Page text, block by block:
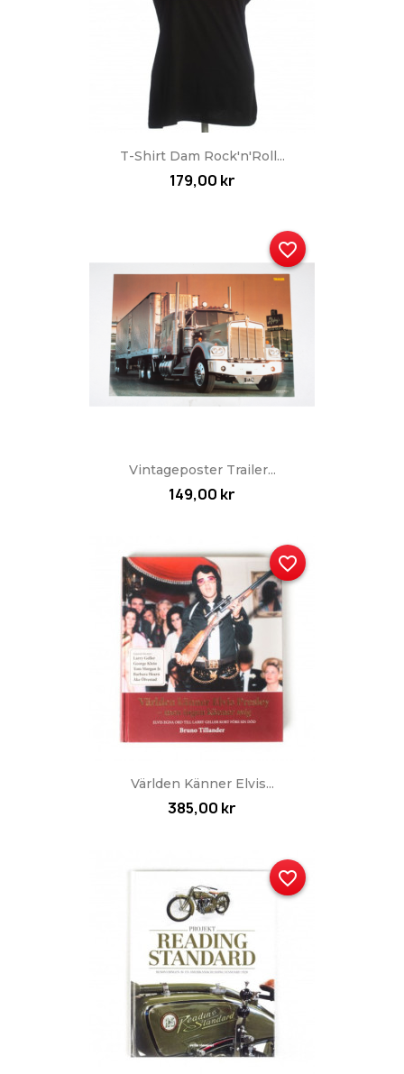
T-Shirt Dam Rock'n'Roll...
179,00 kr
Vintageposter Trailer...
149,00 kr
favorite_border
Världen Känner Elvis...
385,00 kr
favorite_border
favorite_border